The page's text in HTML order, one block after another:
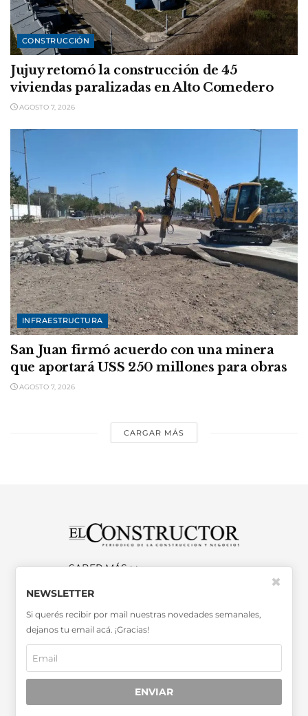
CONSTRUCCIÓN
Jujuy retomó la construcción de 45
viviendas paralizadas en Alto Comedero
AGOSTO 7, 2026
INFRAESTRUCTURA
San Juan firmó acuerdo con una minera
que aportará USS 250 millones para obras
AGOSTO 7, 2026
CARGAR MÁS
SABER MÁS >>
OTRAS PUBLICACIONES >>
Miembro de la Asociación de
Entidades Periodísticas Argentinas
NEWSLETTER
Si querés recibir por mail nuestras novedades semanales,
dejanos tu email acá. ¡Gracias!
ENVIAR
✖